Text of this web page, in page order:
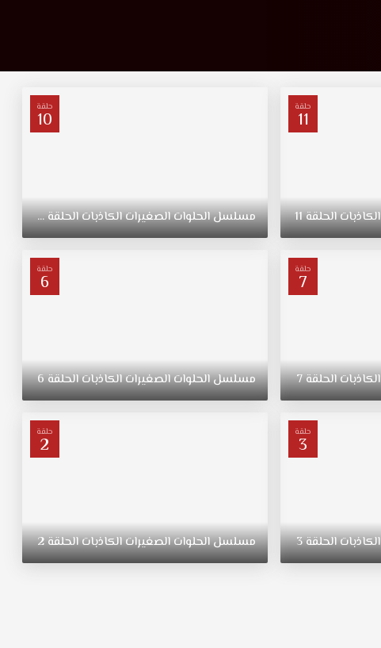
حلقة
11
الكاذباتالحلقة11
حلقة
10
مسلسلالحلواتالصغيراتالكاذباتالحلقة10
حلقة
7
الكاذباتالحلقة7
حلقة
6
مسلسلالحلواتالصغيراتالكاذباتالحلقة6
حلقة
3
الكاذباتالحلقة3
حلقة
2
مسلسلالحلواتالصغيراتالكاذباتالحلقة2